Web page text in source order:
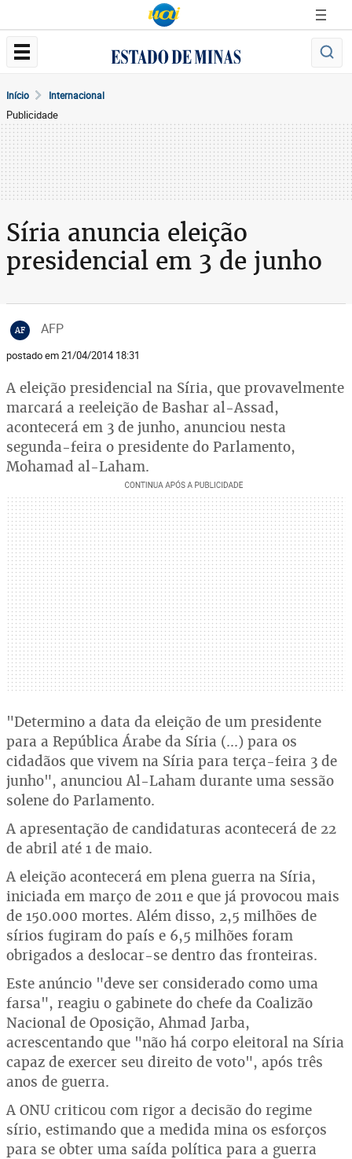
Início Internacional
Publicidade
Síria anuncia eleição
presidencial em 3 de junho
AF AFP
postado em 21/04/2014 18:31
A eleição presidencial na Síria, que provavelmente
marcará a reeleição de Bashar al-Assad,
acontecerá em 3 de junho, anunciou nesta
segunda-feira o presidente do Parlamento,
Mohamad al-Laham.
"Determino a data da eleição de um presidente
para a República Árabe da Síria (...) para os
cidadãos que vivem na Síria para terça-feira 3 de
junho", anunciou Al-Laham durante uma sessão
solene do Parlamento.
A apresentação de candidaturas acontecerá de 22
de abril até 1 de maio.
A eleição acontecerá em plena guerra na Síria,
iniciada em março de 2011 e que já provocou mais
de 150.000 mortes. Além disso, 2,5 milhões de
sírios fugiram do país e 6,5 milhões foram
obrigados a deslocar-se dentro das fronteiras.
Este anúncio "deve ser considerado como uma
farsa", reagiu o gabinete do chefe da Coalizão
Nacional de Oposição, Ahmad Jarba,
acrescentando que "não há corpo eleitoral na Síria
capaz de exercer seu direito de voto", após três
anos de guerra.
A ONU criticou com rigor a decisão do regime
sírio, estimando que a medida mina os esforços
para se obter uma saída política para a guerra